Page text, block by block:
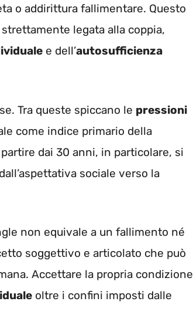
o addirittura fallimentare. Questo
legata alla coppia,
e dell’autosufficienza
Tra queste spiccano le pressioni
come indice primario della
dai 30 anni, in particolare, si
sociale verso la
non equivale a un fallimento né
soggettivo e articolato che può
Accettare la propria condizione
oltre i confini imposti dalle